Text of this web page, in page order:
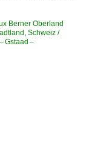
Berner Oberland
, Schweiz /
Gstaad –